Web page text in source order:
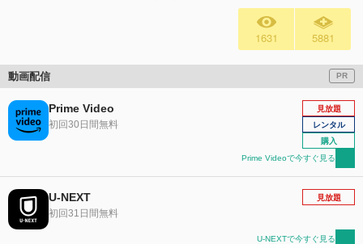
1631 5881
動画配信 PR
Prime Video
初回30日間無料
見放題
レンタル
購入
Prime Videoで今すぐ見る
U-NEXT
初回31日間無料
見放題
U-NEXTで今すぐ見る